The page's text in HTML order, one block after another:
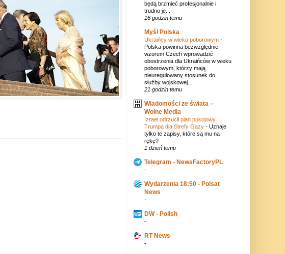
będą brzmieć profesjonalnie i
trudno je...
16 godzin temu
Myśl Polska
Ukraińcy w wieku poborowym -
Polska powinna bezwzględnie
wzorem Czech wprowadzić
obostrzenia dla Ukraińców w wieku
poborowym, którzy mają
nieuregulowany stosunek do
służby wojskowej....
21 godzin temu
Wiadomości ze świata –
Wolne Media
Izrael odrzucił plan pokojowy
Trumpa dla Strefy Gazy - Uznaje
tylko te zapisy, które są mu na
rękę?
1 dzień temu
Telegram - NewsFactoryPL
-
Wydarzenia 18:50 - Polsat
News
-
DW - Polish
-
RT News
-